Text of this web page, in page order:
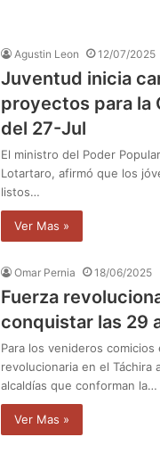
Agustin Leon 12/07/2025
Juventud inicia
proyectos para la
del 27-Jul
El ministro del Poder
Lotartaro, afirmó que los
listos…
Ver Mas »
Omar Pernia 18/06/2025
Fuerza
conquistar las 29
Para los venideros
revolucionaria en el Táchira
alcaldías que conforman la…
Ver Mas »